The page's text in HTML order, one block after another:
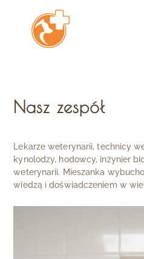
Nasz zespół
Lekarze weterynarii, technicy
kynolodzy, hodowcy, inżynier
weterynarii. Mieszanka
wiedzą i doświadczeniem w